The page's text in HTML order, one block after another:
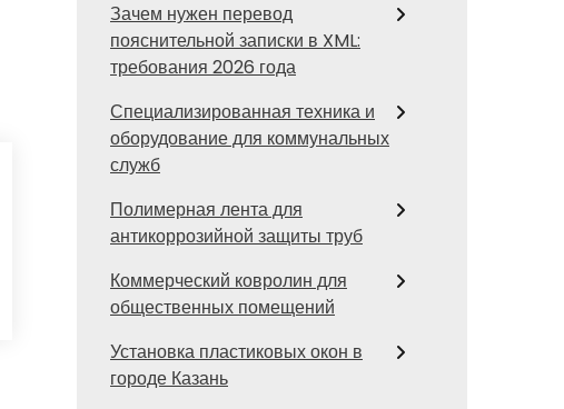
Зачем нужен перевод
пояснительной записки в XML:
требования 2026 года
Специализированная техника и
оборудование для коммунальных
служб
Полимерная лента для
антикоррозийной защиты труб
Коммерческий ковролин для
общественных помещений
Установка пластиковых окон в
городе Казань